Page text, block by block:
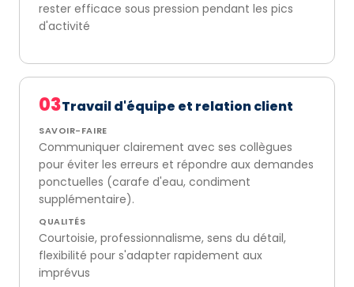
rester efficace sous pression pendant les pics
d'activité
03Travail d'équipe et relation client
SAVOIR-FAIRE
Communiquer clairement avec ses collègues
pour éviter les erreurs et répondre aux demandes
ponctuelles (carafe d'eau, condiment
supplémentaire).
QUALITÉS
Courtoisie, professionnalisme, sens du détail,
flexibilité pour s'adapter rapidement aux
imprévus